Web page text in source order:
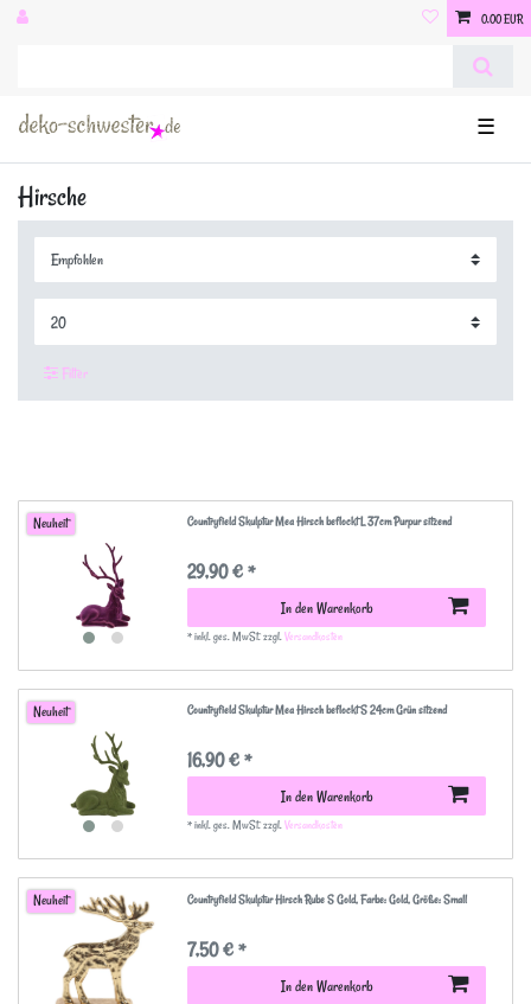
0,00 EUR
☰
Hirsche
Filter
Neuheit Countryfield Skulptur Mea Hirsch beflockt L 37cm Purpur sitzend
29,90 € *
In den Warenkorb
*inkl. ges. MwSt.zzgl.Versandkosten
Neuheit Countryfield Skulptur Mea Hirsch beflockt S 24cm Grün sitzend
16,90 € *
In den Warenkorb
*inkl. ges. MwSt.zzgl.Versandkosten
Neuheit Countryfield Skulptur Hirsch Rube S Gold, Farbe: Gold, Größe: Small
7,50 € *
In den Warenkorb